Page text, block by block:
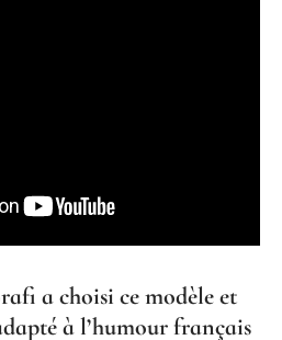
a choisi ce modèle et
à l’humour français